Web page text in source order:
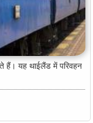
हैं। यह थाईलैंड में परिवहन